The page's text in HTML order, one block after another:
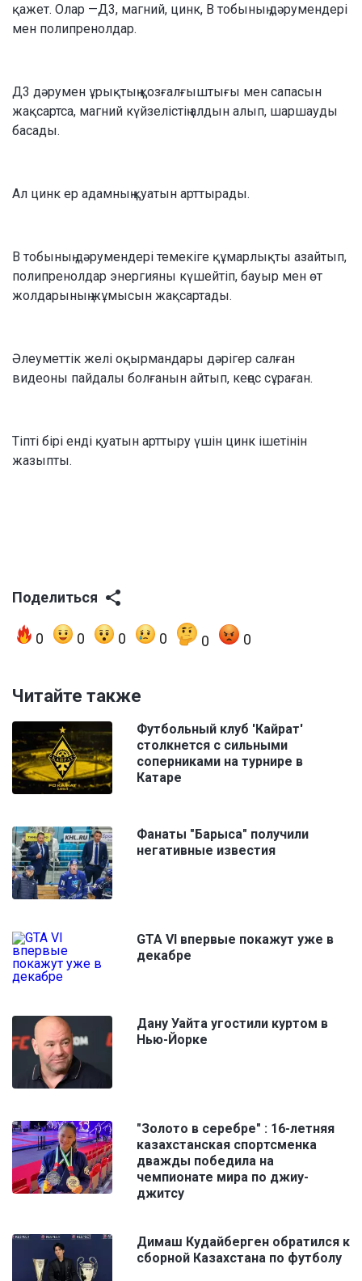
қажет. Олар —Д3, магний, цинк, В тобының дәрумендері
мен полипренолдар.
Д3 дәрумен ұрықтың қозғалғыштығы мен сапасын
жақсартса, магний күйзелістің алдын алып, шаршауды
басады.
Ал цинк ер адамның қуатын арттырады.
В тобының дәрумендері темекіге құмарлықты азайтып,
полипренолдар энергияны күшейтіп, бауыр мен өт
жолдарының жұмысын жақсартады.
Әлеуметтік желі оқырмандары дәрігер салған
видеоны пайдалы болғанын айтып, кеңес сұраған.
Тіпті бірі енді қуатын арттыру үшін цинк ішетінін
жазыпты.
Поделиться
0 0 0 0 0 0
Читайте также
Футбольный клуб 'Кайрат'
столкнется с сильными
соперниками на турнире в
Катаре
Фанаты "Барыса" получили
негативные известия
GTA VI впервые покажут уже в
декабре
Дану Уайта угостили куртом в
Нью-Йорке
"Золото в серебре" : 16-летняя
казахстанская спортсменка
дважды победила на
чемпионате мира по джиу-
джитсу
Димаш Кудайберген обратился к
сборной Казахстана по футболу